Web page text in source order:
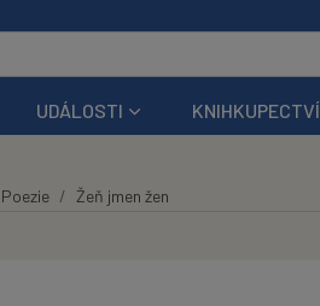
UDÁLOSTI KNIHKUPECTVÍ
Poezie Žeň jmen žen